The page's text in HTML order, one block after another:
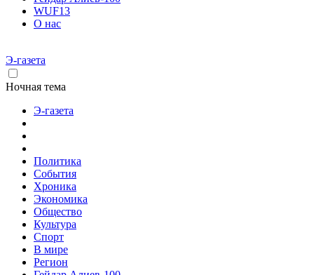
WUF13
О нас
Э-газета
Ночная тема
Э-газета
Политика
События
Хроника
Экономика
Общество
Культура
Спорт
В мире
Регион